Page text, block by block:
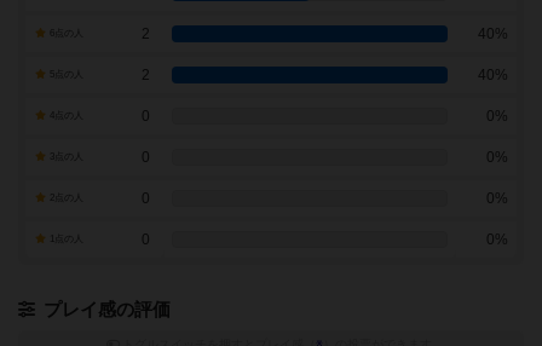
2 40%
2 40%
0 0%
0 0%
0 0%
0 0%
プレイ感の評価